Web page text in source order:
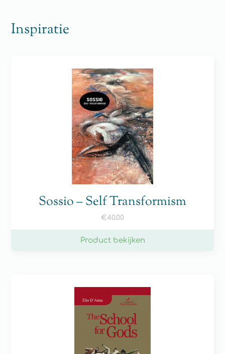
Inspiratie
Sossio – Self Transformism
€40.00
Product bekijken